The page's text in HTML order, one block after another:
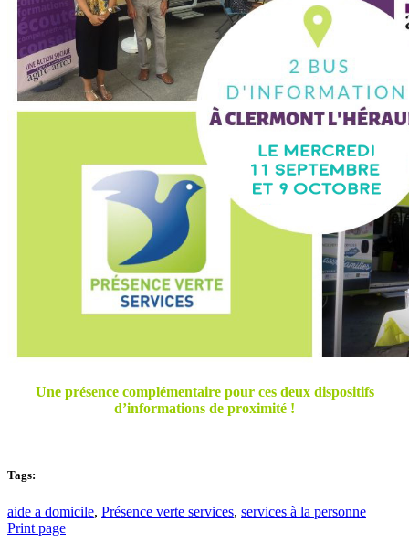
Une présence complémentaire pour ces deux dispositifs
d’informations de proximité !
Tags:
aide a domicile, Présence verte services, services à la personne
Print page